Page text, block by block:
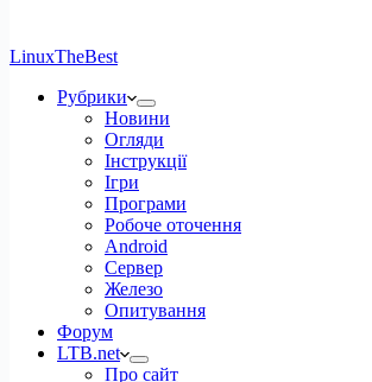
LinuxTheBest
Рубрики
Новини
Огляди
Інструкції
Ігри
Програми
Робоче оточення
Android
Сервер
Железо
Опитування
Форум
LTB.net
Про сайт